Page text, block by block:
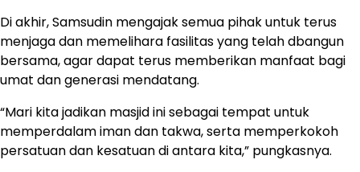
Di akhir, Samsudin mengajak semua pihak untuk terus
menjaga dan memelihara fasilitas yang telah dbangun
bersama, agar dapat terus memberikan manfaat bagi
umat dan generasi mendatang.
“Mari kita jadikan masjid ini sebagai tempat untuk
memperdalam iman dan takwa, serta memperkokoh
persatuan dan kesatuan di antara kita,” pungkasnya.